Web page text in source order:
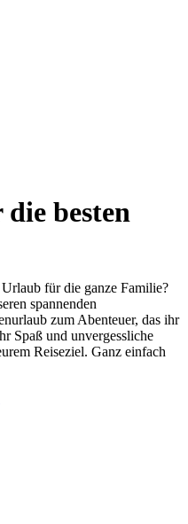
besten
für die ganze Familie?
spannenden
zum Abenteuer, das ihr
Spaß und unvergessliche
Reiseziel. Ganz einfach